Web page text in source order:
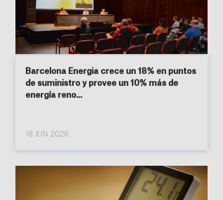
Barcelona Energia crece un 18% en puntos
de suministro y provee un 10% más de
energía reno...
18 JUN 2026